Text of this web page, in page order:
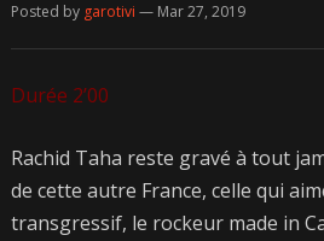
Posted by garotivi — Mar 27, 2019
Durée 2’00
Rachid Taha reste gravé à tout
de cette autre France, celle qui
transgressif, le rockeur made in